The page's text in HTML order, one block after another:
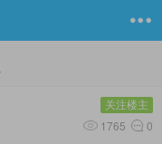
关注楼主
1765 0